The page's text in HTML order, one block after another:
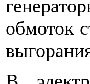
обмо­ток